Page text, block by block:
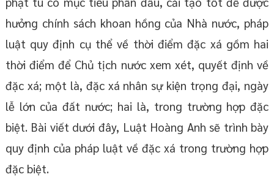
hưởng chính sách khoan hồng của Nhà nước, pháp
luật quy định cụ thể về thời điểm đặc xá gồm hai
thời điểm để Chủ tịch nước xem xét, quyết định về
đặc xá; một là, đặc xá nhân sự kiện trọng đại, ngày
lễ lớn của đất nước; hai là, trong trường hợp đặc
biệt. Bài viết dưới đây, Luật Hoàng Anh sẽ trình bày
quy định của pháp luật về đặc xá trong trường hợp
đặc biệt.